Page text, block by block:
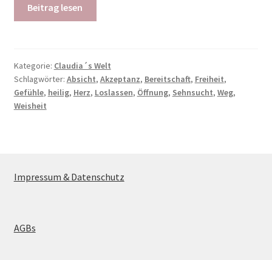
Beitrag lesen
Kategorie: Claudia´s Welt
Schlagwörter: Absicht, Akzeptanz, Bereitschaft, Freiheit,
Gefühle, heilig, Herz, Loslassen, Öffnung, Sehnsucht, Weg,
Weisheit
Impressum & Datenschutz
AGBs